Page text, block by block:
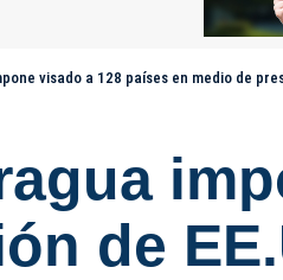
visado a 128 países en medio de
de